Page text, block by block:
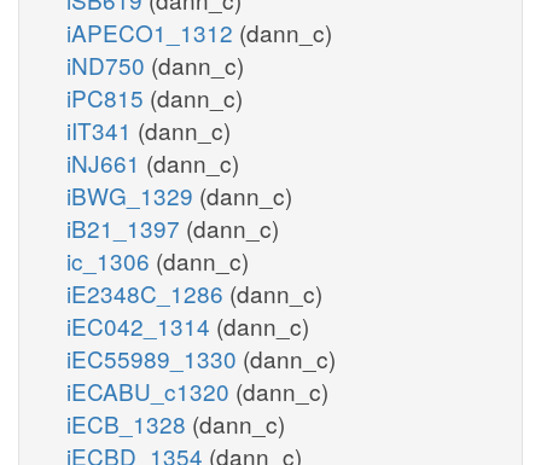
iAPECO1_1312 (dann_c)
iND750 (dann_c)
iPC815 (dann_c)
iIT341 (dann_c)
iNJ661 (dann_c)
iBWG_1329 (dann_c)
iB21_1397 (dann_c)
ic_1306 (dann_c)
iE2348C_1286 (dann_c)
iEC042_1314 (dann_c)
iEC55989_1330 (dann_c)
iECABU_c1320 (dann_c)
iECB_1328 (dann_c)
iECBD_1354 (dann_c)